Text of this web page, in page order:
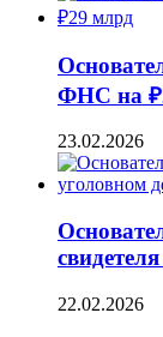
ФНС на
23.02.2026
22.02.2026